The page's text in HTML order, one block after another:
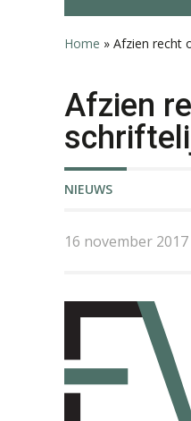
Home » Afzien recht
Afzien
NIEUWS
16 november